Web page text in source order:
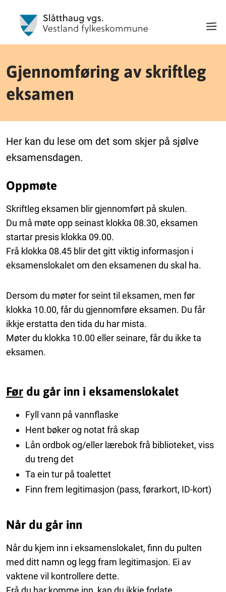
Gjennomføring av skriftleg
eksamen
Her kan du lese om det som skjer på sjølve
eksamensdagen.
Oppmøte
Skriftleg eksamen blir gjennomført på skulen.
Du må møte opp seinast klokka 08.30, eksamen
startar presis klokka 09.00.
Frå klokka 08.45 blir det gitt viktig informasjon i
eksamenslokalet om den eksamenen du skal ha.
Dersom du møter for seint til eksamen, men før
klokka 10.00, får du gjennomføre eksamen. Du får
ikkje erstatta den tida du har mista.
Møter du klokka 10.00 eller seinare, får du ikke ta
eksamen.
Før du går inn i eksamenslokalet
Fyll vann på vannflaske
Hent bøker og notat frå skap
Lån ordbok og/eller lærebok frå biblioteket, viss
du treng det
Ta ein tur på toalettet
Finn frem legitimasjon (pass, førarkort, ID-kort)
Når du går inn
Når du kjem inn i eksamenslokalet, finn du pulten
med ditt namn og legg fram legitimasjon. Ei av
vaktene vil kontrollere dette.